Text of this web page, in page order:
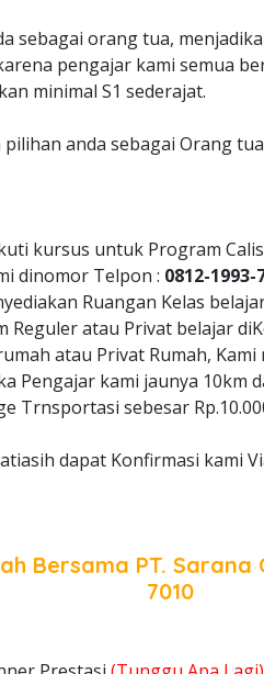
sebagai orang tua,
pengajar kami semua
minimal S1 sederajat.
anda sebagai Orang
kursus untuk Program
dinomor Telpon : 0812-1993-
Ruangan Kelas
atau Privat belajar
atau Privat Rumah, Kami
Pengajar kami jaunya 10km
Trnsportasi sebesar
dapat Konfirmasi kami
Bersama PT. Sarana
7010